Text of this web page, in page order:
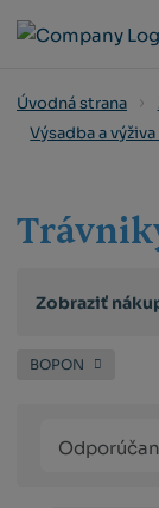
Úvodná strana
Výsadba a
Zobraziť
BOPON
produktů